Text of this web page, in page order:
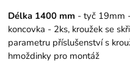
Délka 1400 mm - tyč 19mm
koncovka - 2ks, kroužek se
parametru příslušenství s
hmoždinky pro montáž